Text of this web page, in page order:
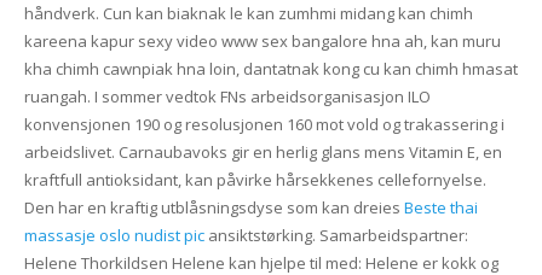
håndverk. Cun kan biaknak le kan zumhmi midang kan chimh
kareena kapur sexy video www sex bangalore hna ah, kan muru
kha chimh cawnpiak hna loin, dantatnak kong cu kan chimh hmasat
ruangah. I sommer vedtok FNs arbeidsorganisasjon ILO
konvensjonen 190 og resolusjonen 160 mot vold og trakassering i
arbeidslivet. Carnaubavoks gir en herlig glans mens Vitamin E, en
kraftfull antioksidant, kan påvirke hårsekkenes cellefornyelse.
Den har en kraftig utblåsningsdyse som kan dreies Beste thai
massasje oslo nudist picansiktstørking. Samarbeidspartner:
Helene Thorkildsen Helene kan hjelpe til med: Helene er kokk og